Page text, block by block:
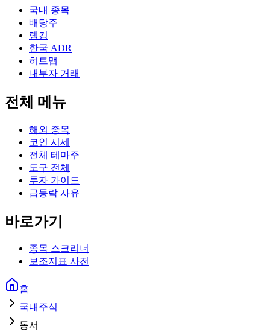
국내 종목
배당주
랭킹
한국 ADR
히트맵
내부자 거래
전체 메뉴
해외 종목
코인 시세
전체 테마주
도구 전체
투자 가이드
급등락 사유
바로가기
종목 스크리너
보조지표 사전
홈
국내주식
동서